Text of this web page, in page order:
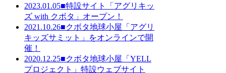
2023.01.05■特設サイト「アグリキッ
ズ with クボタ」オープン！
2021.10.26■クボタ地球小屋「アグリ
キッズサミット」をオンラインで開
催！
2020.12.25■クボタ地球小屋「YELL
プロジェクト」特設ウェブサイト